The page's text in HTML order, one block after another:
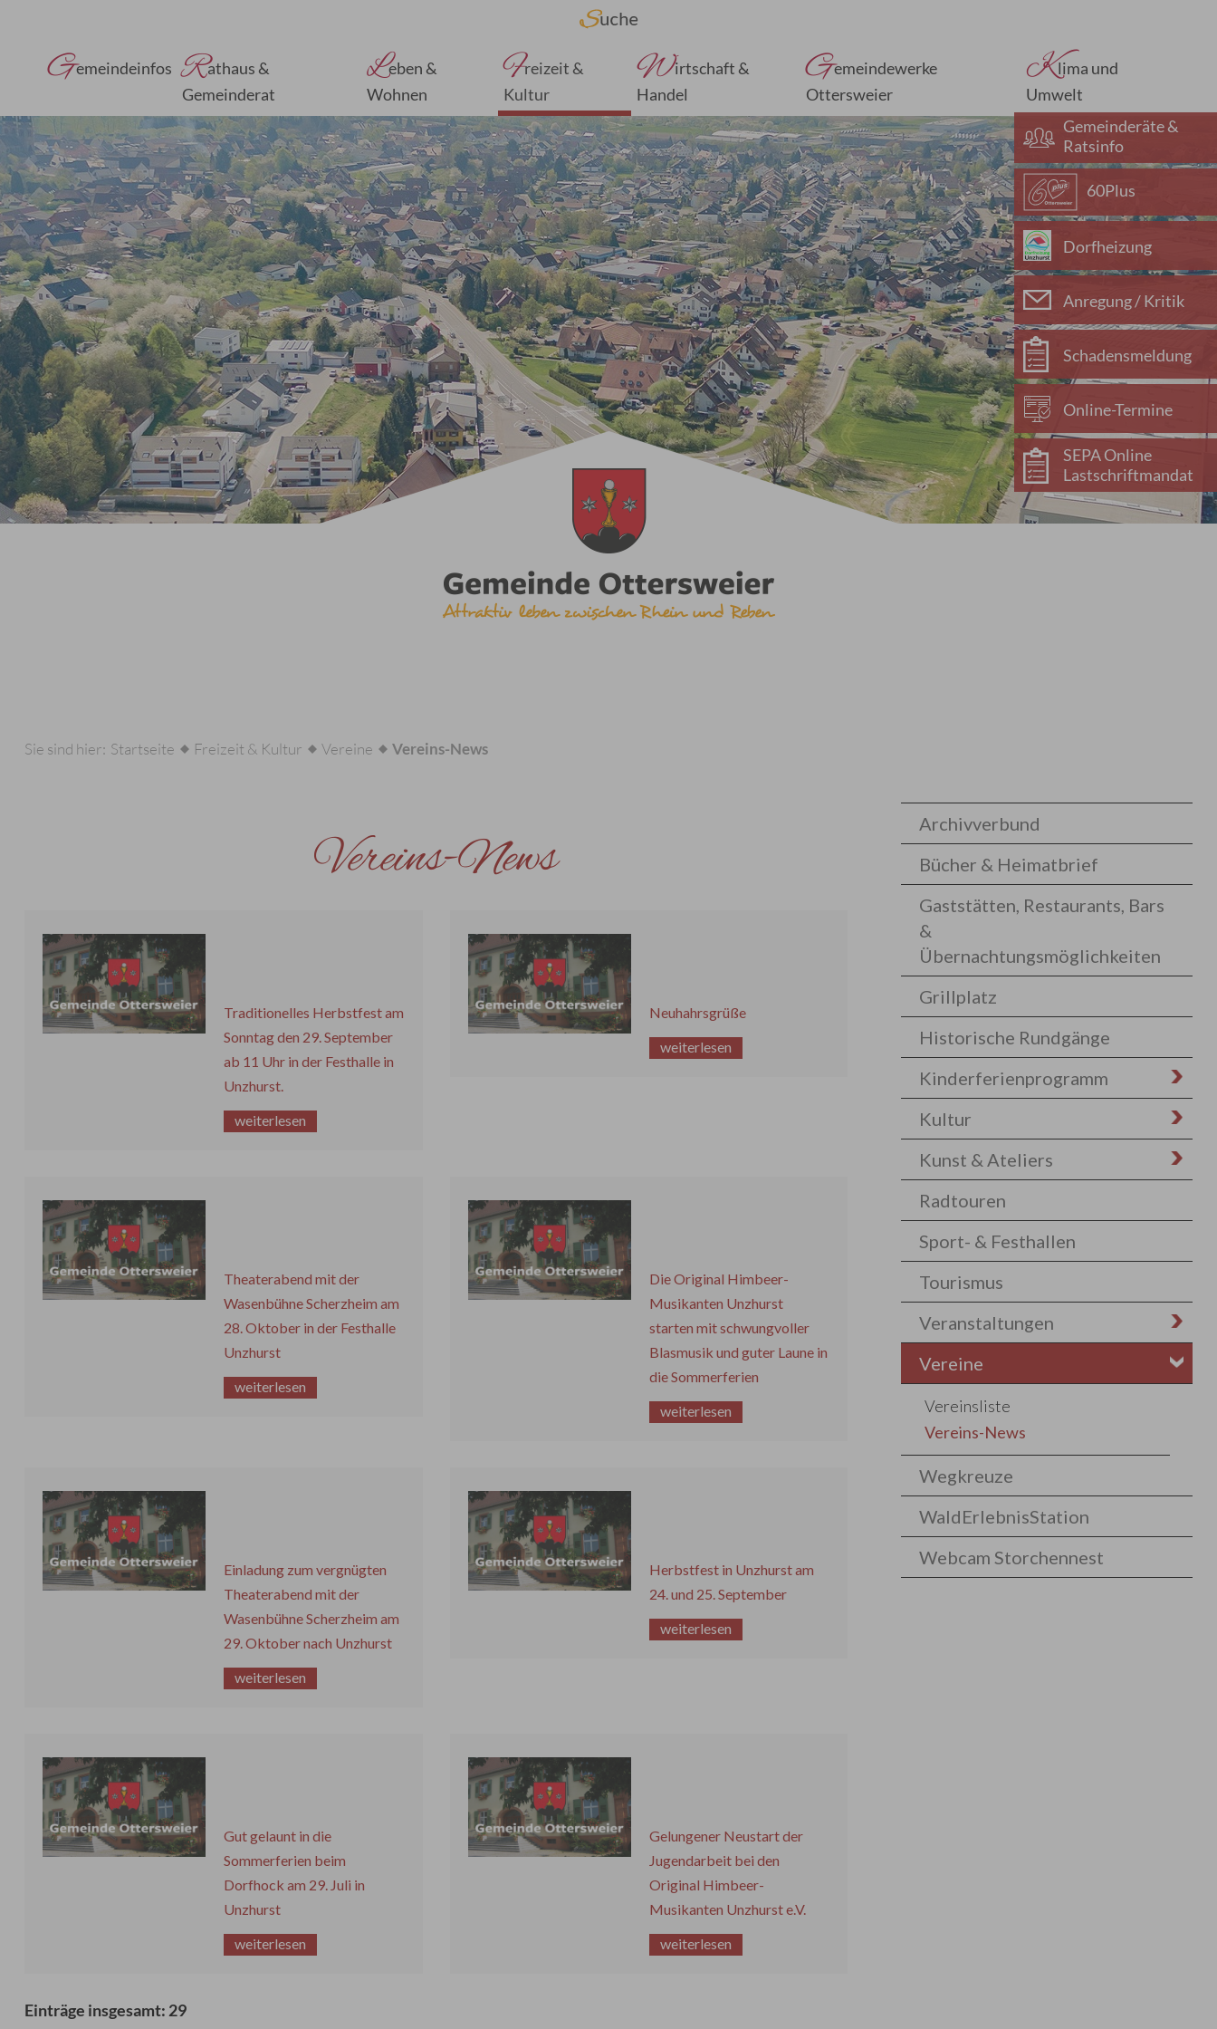
Gemeindeinfos Rathaus &
Gemeinderat
Leben &
Wohnen
Freizeit &
Kultur
Wirtschaft &
Handel
Gemeindewerke
Ottersweier
Klima und
Umwelt
Gemeinderäte &
Ratsinfo
60Plus
Dorfheizung
Anregung / Kritik
Schadensmeldung
Online-Termine
SEPA Online
Lastschriftmandat
Sie sind hier: Startseite Freizeit & Kultur Vereine Vereins-News
Vereins-News
Traditionelles Herbstfest am
Sonntag den 29. September
ab 11 Uhr in der Festhalle in
Unzhurst.
weiterlesen
Neuhahrsgrüße
weiterlesen
Theaterabend mit der
Wasenbühne Scherzheim am
28. Oktober in der Festhalle
Unzhurst
weiterlesen
Die Original Himbeer-
Musikanten Unzhurst
starten mit schwungvoller
Blasmusik und guter Laune in
die Sommerferien
weiterlesen
Einladung zum vergnügten
Theaterabend mit der
Wasenbühne Scherzheim am
29. Oktober nach Unzhurst
weiterlesen
Herbstfest in Unzhurst am
24. und 25. September
weiterlesen
Gut gelaunt in die
Sommerferien beim
Dorfhock am 29. Juli in
Unzhurst
weiterlesen
Gelungener Neustart der
Jugendarbeit bei den
Original Himbeer-
Musikanten Unzhurst e.V.
weiterlesen
Einträge insgesamt: 29
Archivverbund
Bücher & Heimatbrief
Gaststätten, Restaurants, Bars
&
Übernachtungsmöglichkeiten
Grillplatz
Historische Rundgänge
Kinderferienprogramm
Kultur
Kunst & Ateliers
Radtouren
Sport- & Festhallen
Tourismus
Veranstaltungen
Vereine
Vereinsliste
Vereins-News
Wegkreuze
WaldErlebnisStation
Webcam Storchennest